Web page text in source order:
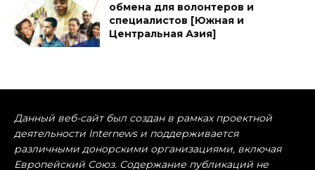
обмена для волонтеров и
специалистов [Южная и
Центральная Азия]
Данный веб-сайт был создан в рамках проектной
деятельности Internews и поддерживается
различными донорскими организациями, включая
Европейский Союз. Содержание публикаций не